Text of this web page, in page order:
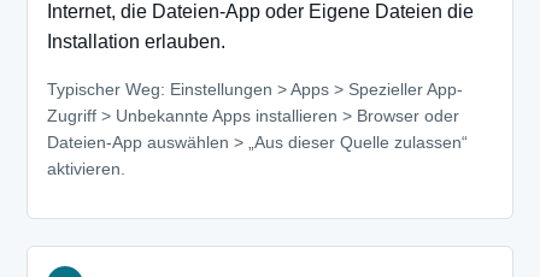
Internet, die Dateien-App oder Eigene Dateien die
Installation erlauben.
Typischer Weg: Einstellungen > Apps > Spezieller App-
Zugriff > Unbekannte Apps installieren > Browser oder
Dateien-App auswählen > „Aus dieser Quelle zulassen“
aktivieren.